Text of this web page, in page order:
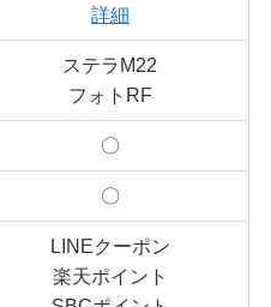
詳細
ステラM22
フォトRF
〇
〇
LINEクーポン
楽天ポイント